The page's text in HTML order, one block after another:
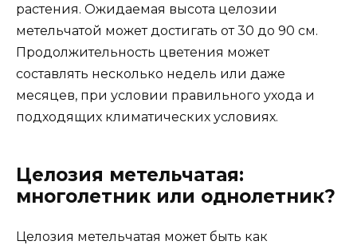
растения. Ожидаемая высота целозии
метельчатой может достигать от 30 до 90 см.
Продолжительность цветения может
составлять несколько недель или даже
месяцев, при условии правильного ухода и
подходящих климатических условиях.
Целозия метельчатая:
многолетник или однолетник?
Целозия метельчатая может быть как